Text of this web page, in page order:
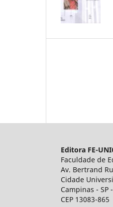
Editora FE-
Faculdade de
Av. Bertrand
Cidade
Campinas - SP
CEP 13083-865